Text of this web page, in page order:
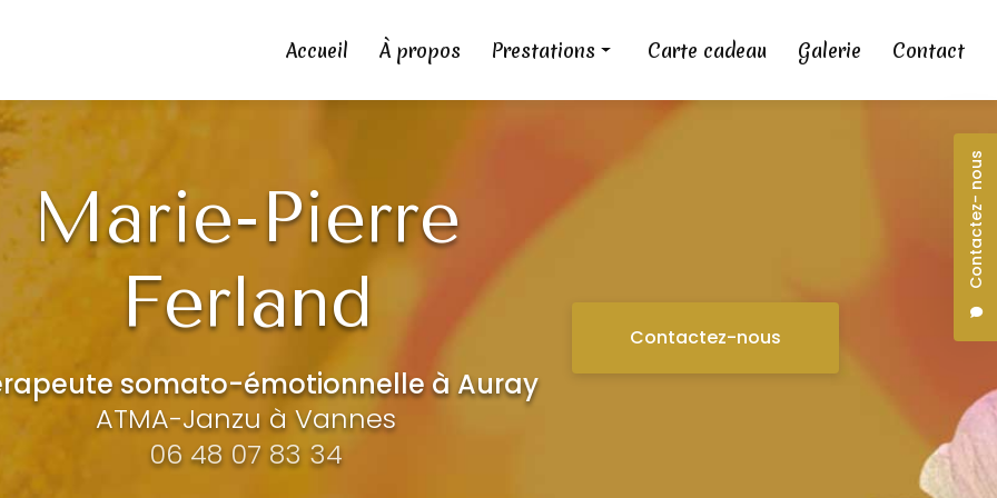
Contactez- nous
Accueil
À propos Prestations
QI massage
Énergie et sexualité féminine
Carte cadeau Galerie Contact
Marie-Pierre
Ferland
somato-émotionnelle à Auray
ATMA-Janzu à Vannes
06 48 07 83 34
Contactez-nous